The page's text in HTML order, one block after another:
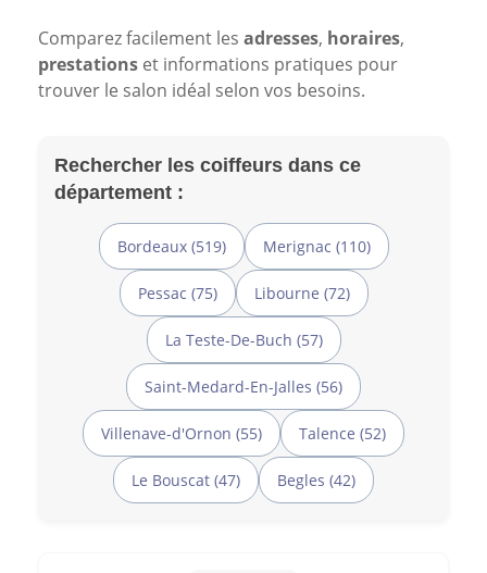
Comparez facilement les adresses, horaires,
prestations et informations pratiques pour
trouver le salon idéal selon vos besoins.
Rechercher les coiffeurs dans ce
département :
Bordeaux (519) Merignac (110)
Pessac (75) Libourne (72)
La Teste-De-Buch (57)
Saint-Medard-En-Jalles (56)
Villenave-d'Ornon (55) Talence (52)
Le Bouscat (47) Begles (42)